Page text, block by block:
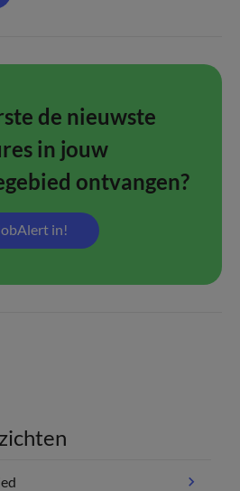
de nieuwste
in jouw
ontvangen?
in!